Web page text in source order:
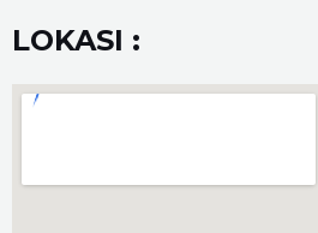
LOKASI :